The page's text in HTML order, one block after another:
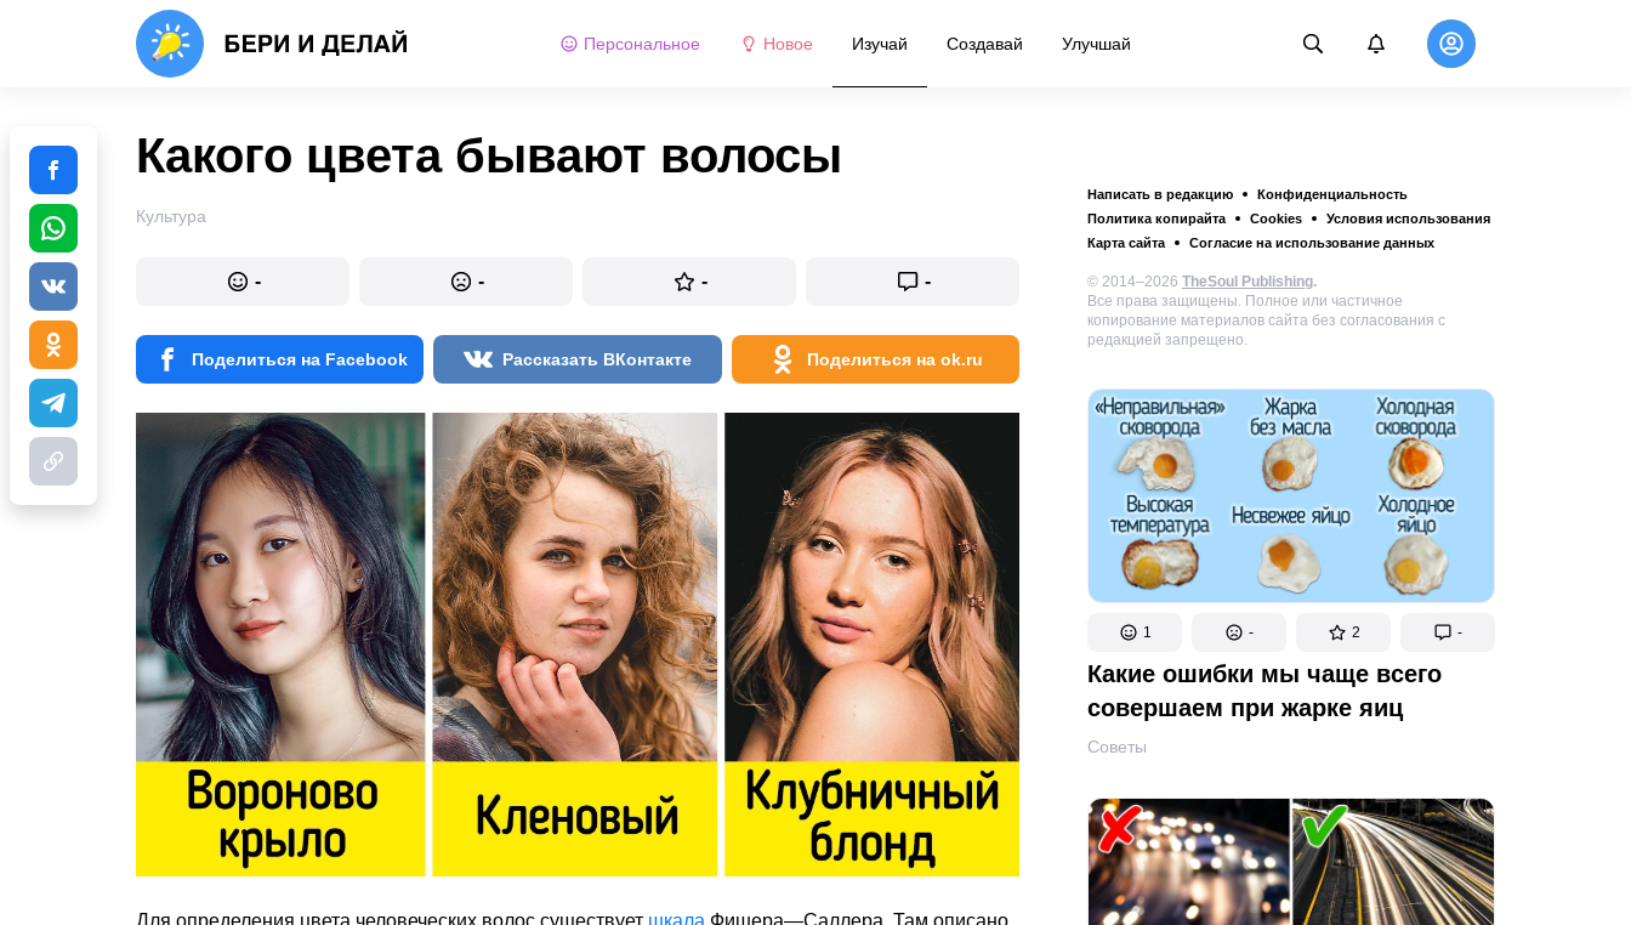
Персональное Новое Изучай Создавай Улучшай
Написать в редакцию
Конфиденциальность
Политика копирайта
Cookies
Условия использования
Карта сайта
Согласие на использование данных
© 2014–2026 TheSoul Publishing.
Все права защищены. Полное или частичное
копирование материалов сайта без согласования с
редакцией запрещено.
1 - 2 -
Какие ошибки мы чаще всего
совершаем при жарке яиц
Советы
Какого цвета бывают волосы
Культура
- - - -
Поделиться на Facebook Рассказать ВКонтакте Поделиться на ok.ru